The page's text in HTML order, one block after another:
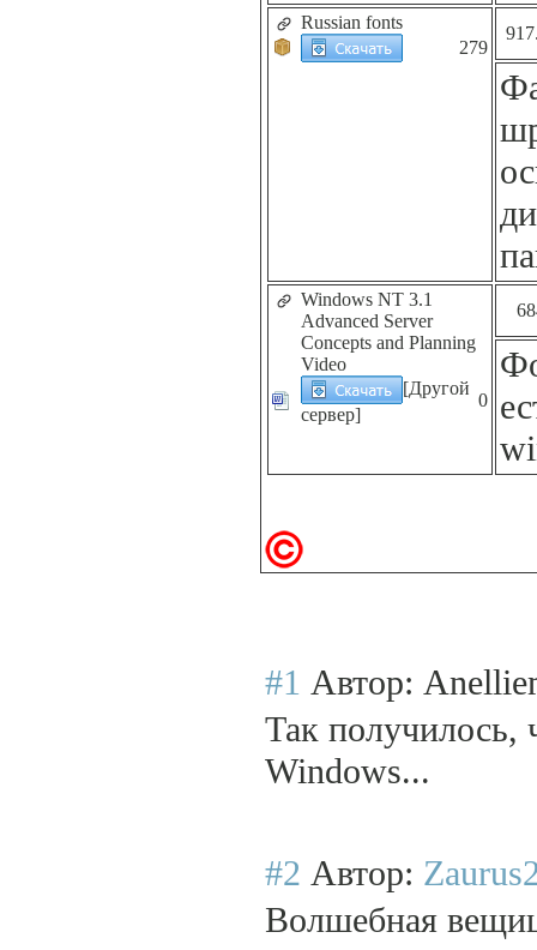
Russian fonts
279
Windows NT 3.1
Advanced Server
Concepts and Planning
Video
[Другой
сервер]
0
#1 Автор:
Так получилось,
Windows...
#2 Автор:
Волшебная